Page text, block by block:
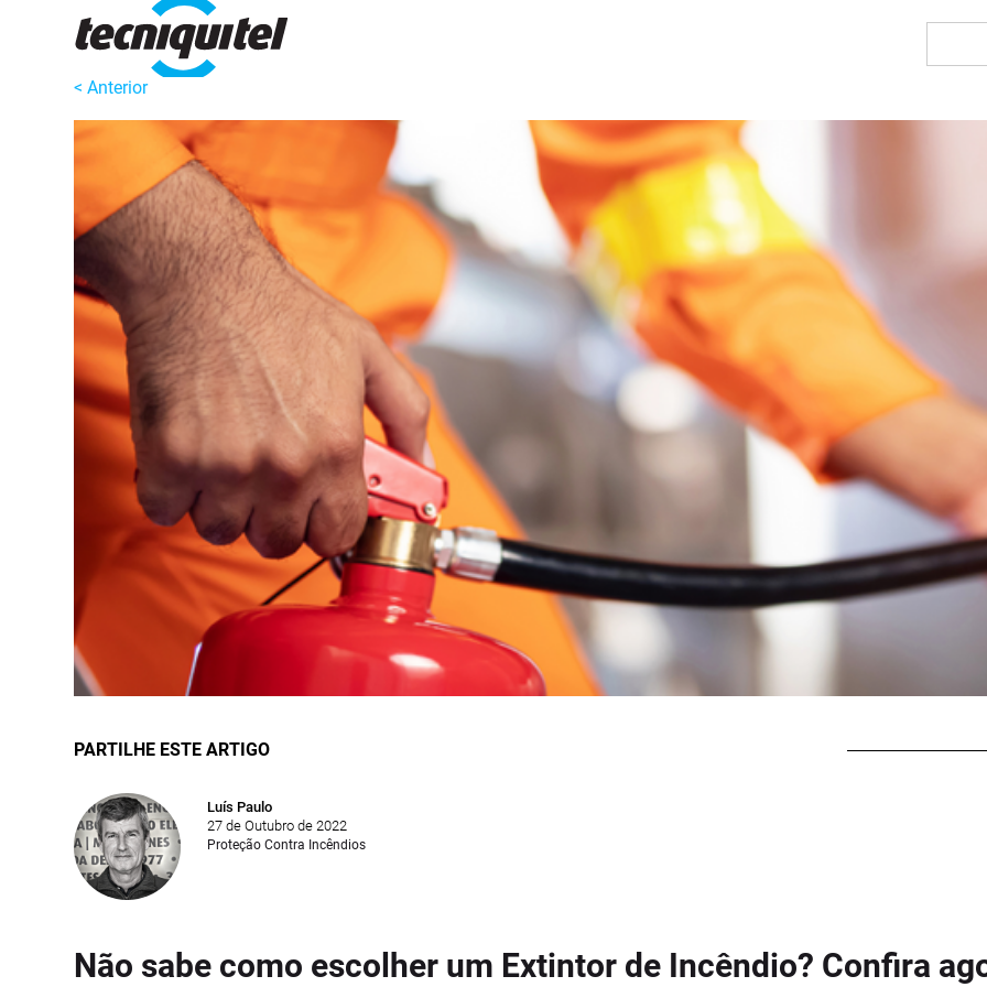
< Anterior
PARTILHE ESTE ARTIGO
Luís Paulo
27 de Outubro de 2022
Proteção Contra Incêndios
Não sabe como escolher um Extintor de Incêndio? Confira